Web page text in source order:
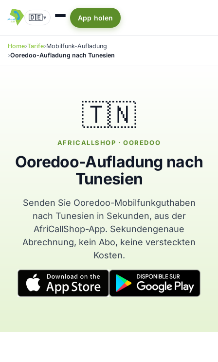
🇩🇪▾ App holen
Home Tarife Mobilfunk-Aufladung
Ooredoo-Aufladung nach Tunesien
🇹🇳
AFRICALLSHOP · OOREDOO
Ooredoo-Aufladung nach
Tunesien
Senden Sie Ooredoo-Mobilfunkguthaben
nach Tunesien in Sekunden, aus der
AfriCallShop-App. Sekundengenaue
Abrechnung, kein Abo, keine versteckten
Kosten.